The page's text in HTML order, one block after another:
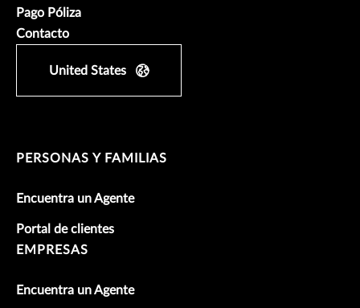
Pago Póliza
Contacto
United States
PERSONAS Y FAMILIAS
Encuentra un Agente
Portal de clientes
EMPRESAS
Encuentra un Agente